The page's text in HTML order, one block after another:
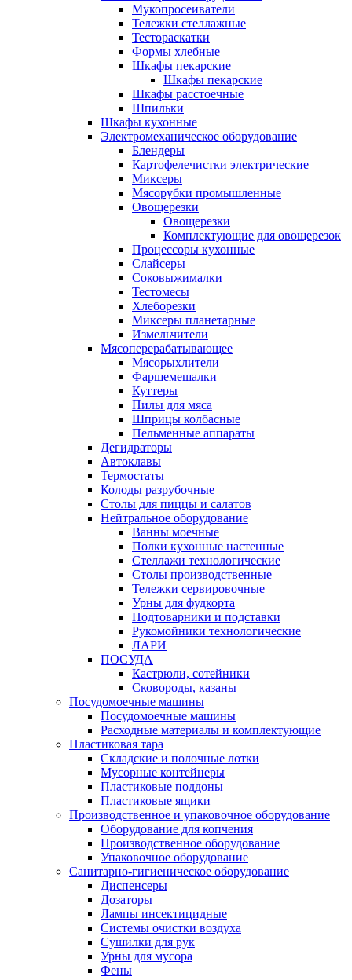
Мукопросеиватели
Тележки стеллажные
Тестораскатки
Формы хлебные
Шкафы пекарские
Шкафы пекарские
Шкафы расстоечные
Шпильки
Шкафы кухонные
Электромеханическое оборудование
Блендеры
Картофелечистки электрические
Миксеры
Мясорубки промышленные
Овощерезки
Овощерезки
Комплектующие для овощерезок
Процессоры кухонные
Слайсеры
Соковыжималки
Тестомесы
Хлеборезки
Миксеры планетарные
Измельчители
Мясоперерабатывающее
Мясорыхлители
Фаршемешалки
Куттеры
Пилы для мяса
Шприцы колбасные
Пельменные аппараты
Дегидраторы
Автоклавы
Термостаты
Колоды разрубочные
Столы для пиццы и салатов
Нейтральное оборудование
Ванны моечные
Полки кухонные настенные
Стеллажи технологические
Столы производственные
Тележки сервировочные
Урны для фудкорта
Подтоварники и подставки
Рукомойники технологические
ЛАРИ
ПОСУДА
Кастрюли, сотейники
Сковороды, казаны
Посудомоечные машины
Посудомоечные машины
Расходные материалы и комплектующие
Пластиковая тара
Складские и полочные лотки
Мусорные контейнеры
Пластиковые поддоны
Пластиковые ящики
Производственное и упаковочное оборудование
Оборудование для копчения
Производственное оборудование
Упаковочное оборудование
Санитарно-гигиеническое оборудование
Диспенсеры
Дозаторы
Лампы инсектицидные
Системы очистки воздуха
Сушилки для рук
Урны для мусора
Фены